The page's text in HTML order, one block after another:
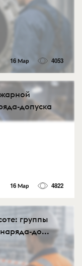
16 Мар 4053
допуска
16 Мар 4822
группы
до...